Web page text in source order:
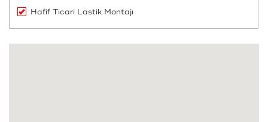
Hafif Ticari Lastik Montajı